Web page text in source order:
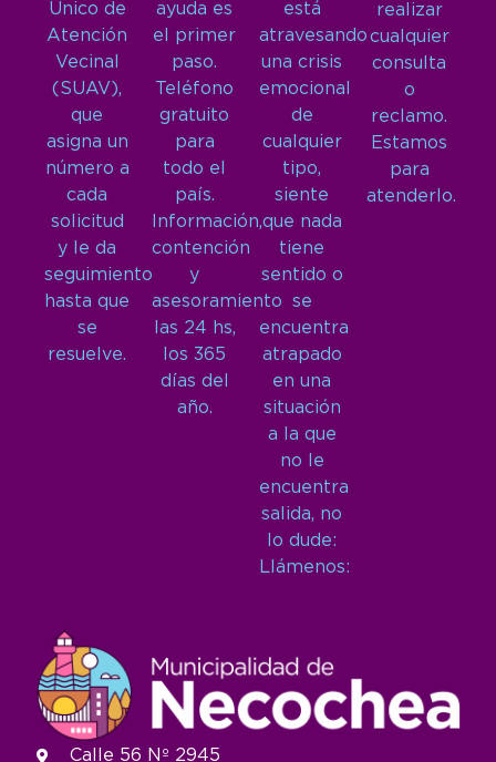
Único de
Atención
Vecinal
(SUAV),
que
asigna un
número a
cada
solicitud
y le da
seguimiento
hasta que
se
resuelve.
ayuda es
el primer
paso.
Teléfono
gratuito
para
todo el
país.
Información,
contención
y
asesoramiento
las 24 hs,
los 365
días del
año.
está
atravesando
una crisis
emocional
de
cualquier
tipo,
siente
que nada
tiene
sentido o
se
encuentra
atrapado
en una
situación
a la que
no le
encuentra
salida, no
lo dude:
Llámenos:
realizar
cualquier
consulta
o
reclamo.
Estamos
para
atenderlo.
Calle 56 Nº 2945